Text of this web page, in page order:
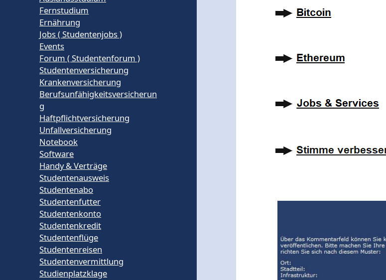
Fernstudium
Ernährung
Jobs ( Studentenjobs )
Events
Forum ( Studentenforum )
Studentenversicherung
Krankenversicherung
Berufsunfähigkeitsversicherun
g
Haftpflichtversicherung
Unfallversicherung
Notebook
Software
Handy & Verträge
Studentenausweis
Studentenabo
Studentenfutter
Studentenkonto
Studentenkredit
Studentenflüge
Studentenreisen
Studentenvermittlung
Studienplatzklage